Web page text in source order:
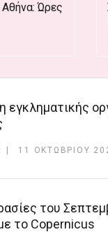
Ώρες
εγκληματικής
11 ΟΚΤΩΒΡΊΟΥ
του
το Copernicus